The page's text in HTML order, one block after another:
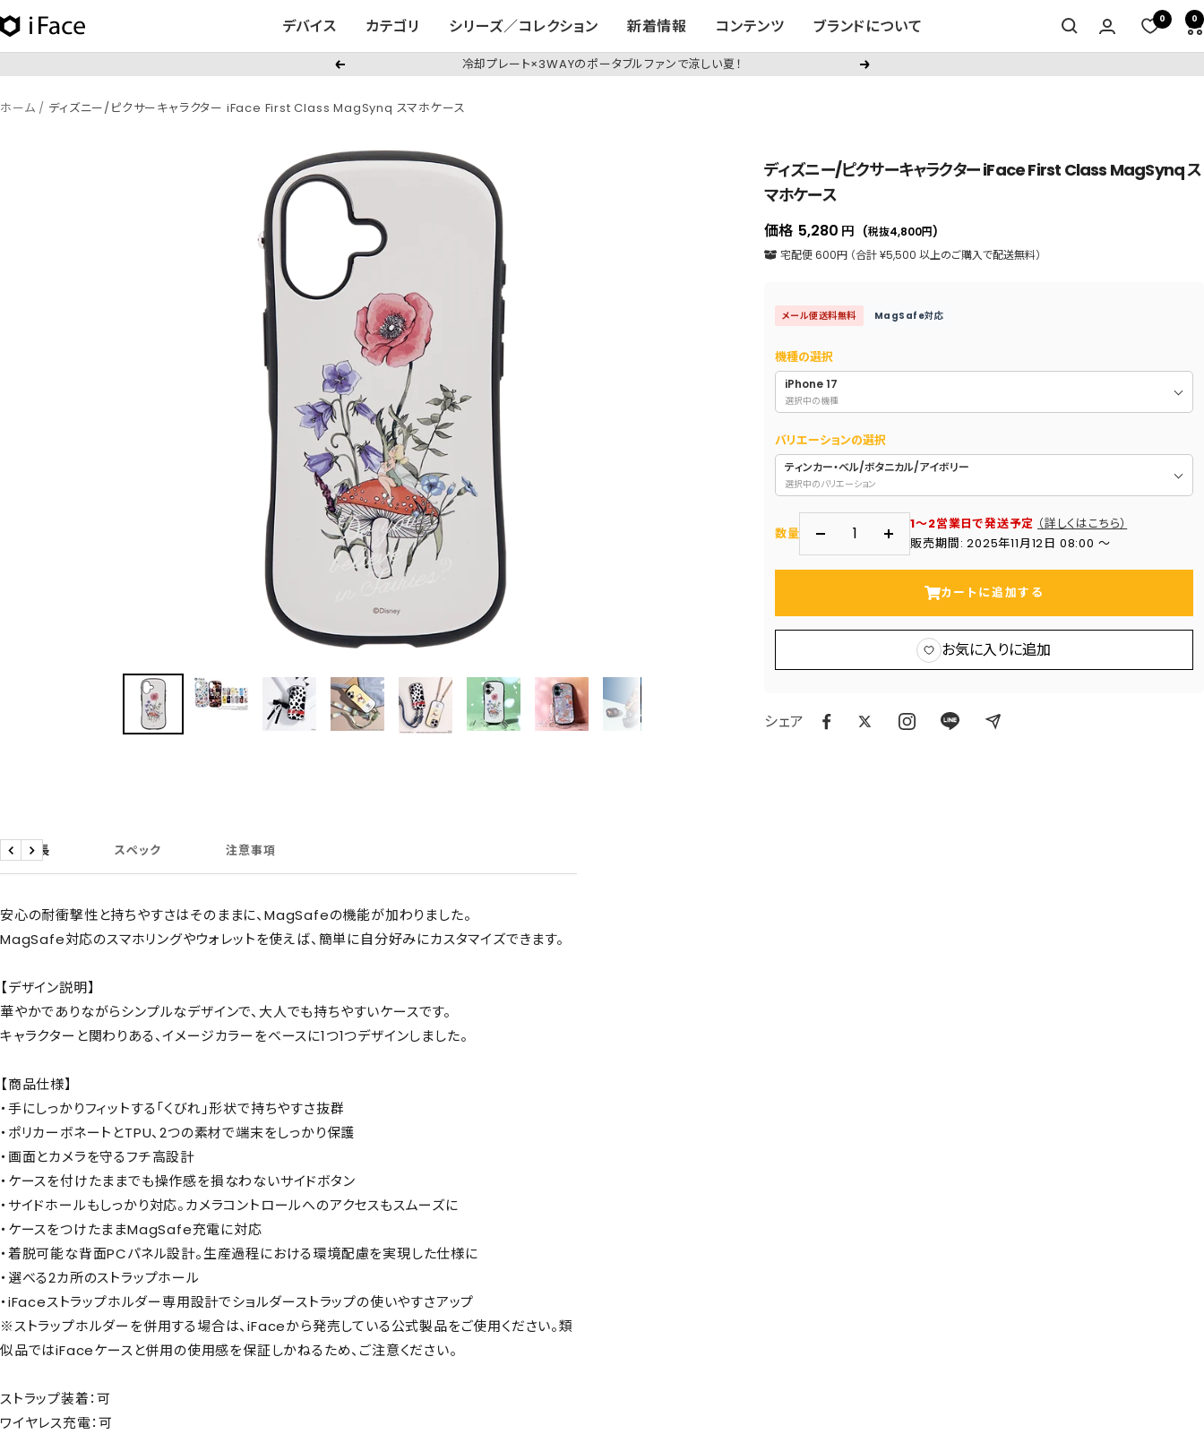
コ
ン
ツ
デバイス カテゴリ シリーズ／コレクション 新着情報 コンテンツ ブランドについて
iFace
日
本
公
0 0
戻
冷却プレート×3WAYのポータブルファンで涼しい夏！
次
ホーム ディズニー/ピクサーキャラクター iFace First Class MagSynq スマホケース
ディズニー/ピクサーキャラクター iFace First Class MagSynq ス
マホケース
価格 セ
ー
価
格
5,280 円 (税抜4,800円)
宅配便 600円 （合計 ¥5,500 以上のご購入で配送無料）
メール便送料無料 MagSafe対応
機種の選択
iPhone 17
選択中の機種
バリエーションの選択
ティンカー・ベル/ボタニカル/アイボリー
選択中のバリエーション
数量
量
減
す
数
量
増
す
1～2営業日で発送予定 （詳しくはこちら）
販売期間: 2025年11月12日 08:00 〜
カートに追加する
お気に入りに追加
シェア
商品特長 スペック 注意事項
戻 次
安心の耐衝撃性と持ちやすさはそのままに、MagSafeの機能が加わりました。
MagSafe対応のスマホリングやウォレットを使えば、簡単に自分好みにカスタマイズできます。
【デザイン説明】
華やかでありながらシンプルなデザインで、大人でも持ちやすいケースです。
キャラクターと関わりある、イメージカラーをベースに1つ1つデザインしました。
【商品仕様】
・手にしっかりフィットする「くびれ」形状で持ちやすさ抜群
・ポリカーボネートとTPU、2つの素材で端末をしっかり保護
・画面とカメラを守るフチ高設計
・ケースを付けたままでも操作感を損なわないサイドボタン
・サイドホールもしっかり対応。カメラコントロールへのアクセスもスムーズに
・ケースをつけたままMagSafe充電に対応
・着脱可能な背面PCパネル設計。生産過程における環境配慮を実現した仕様に
・選べる2カ所のストラップホール
・iFaceストラップホルダー専用設計でショルダーストラップの使いやすさアップ
※ストラップホルダーを併用する場合は、iFaceから発売している公式製品をご使用ください。類
似品ではiFaceケースと併用の使用感を保証しかねるため、ご注意ください。
ストラップ装着：可
ワイヤレス充電：可